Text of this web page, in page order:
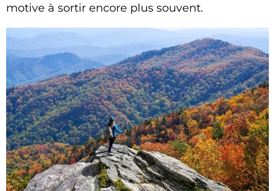
motive à sortir encore plus souvent.